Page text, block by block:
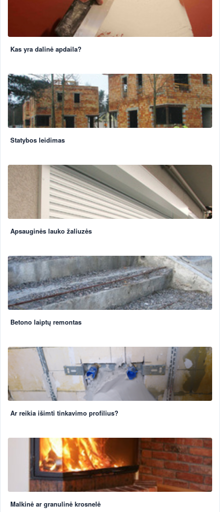
Kas yra dalinė apdaila?
Statybos leidimas
Apsauginės lauko žaliuzės
Betono laiptų remontas
Ar reikia išimti tinkavimo profilius?
Malkinė ar granulinė krosnelė